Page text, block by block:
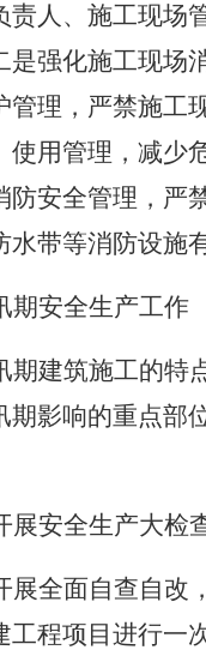
责人、施工现场
是强化施工现场
管理，严禁施工
用管理，减少
防安全管理，严
带等消防设施
期安全生产工作
期建筑施工的特
期影响的重点部
展安全生产大检
展全面自查自改
工程项目进行一